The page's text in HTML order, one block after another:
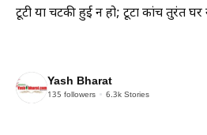
टूटी या चटकी हुई न हो; टूटा कांच तुरंत
Yash Bharat
135 followers 6.3k Stories